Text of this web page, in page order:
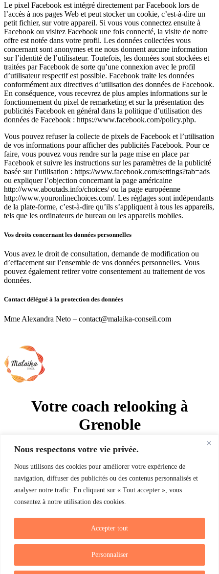
Nous respectons votre vie privée.
Nous utilisons des cookies pour améliorer votre expérience de
navigation, diffuser des publicités ou des contenus personnalisés et
analyser notre trafic. En cliquant sur « Tout accepter », vous
consentez à notre utilisation des cookies.
Personnaliser
Accepter tout
Le pixel Facebook est intégré directement par Facebook lors de
l’accès à nos pages Web et peut stocker un cookie, c’est-à-dire un
petit fichier, sur votre appareil. Si vous vous connectez ensuite à
Facebook ou visitez Facebook une fois connecté, la visite de notre
offre est notée dans votre profil. Les données collectées vous
concernant sont anonymes et ne nous donnent aucune information
sur l’identité de l’utilisateur. Toutefois, les données sont stockées et
traitées par Facebook de sorte qu’une connexion avec le profil
d’utilisateur respectif est possible. Facebook traite les données
conformément aux directives d’utilisation des données de Facebook.
En conséquence, vous recevrez de plus amples informations sur le
fonctionnement du pixel de remarketing et sur la présentation des
publicités Facebook en général dans la politique d’utilisation des
données de Facebook : https://www.facebook.com/policy.php.
Vous pouvez refuser la collecte de pixels de Facebook et l’utilisation
de vos informations pour afficher des publicités Facebook. Pour ce
faire, vous pouvez vous rendre sur la page mise en place par
Facebook et suivre les instructions sur les paramètres de la publicité
basée sur l’utilisation : https://www.facebook.com/settings?tab=ads
ou expliquer l’objection concernant la page américaine
http://www.aboutads.info/choices/ ou la page européenne
http://www.youronlinechoices.com/. Les réglages sont indépendants
de la plate-forme, c’est-à-dire qu’ils s’appliquent à tous les appareils,
tels que les ordinateurs de bureau ou les appareils mobiles.
Vos droits concernant les données personnelles
Vous avez le droit de consultation, demande de modification ou
d’effacement sur l’ensemble de vos données personnelles. Vous
pouvez également retirer votre consentement au traitement de vos
données.
Contact délégué à la protection des données
Mme Alexandra Neto – contact@malaika-conseil.com
Votre coach relooking à
Grenoble
Malaïka Conseil | Ateliers et formations
pour entreprises, boutiques et
enseignement supérieur à Grenoble,
Lyon, Valence et Chambéry
Séminaires
Chambéry|Relooking Vienne|Relooking Albertville|Relooking
Relooking Bourgoin|Relooking Aix-les-Bains
Mentions légales